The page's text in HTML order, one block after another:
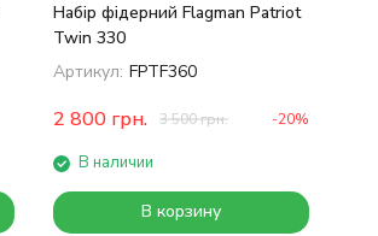
Набір фідерний Flagman Patriot
Twin 330
Артикул: FPTF360
2 800 грн. 3 500грн. -20%
В наличии
В корзину